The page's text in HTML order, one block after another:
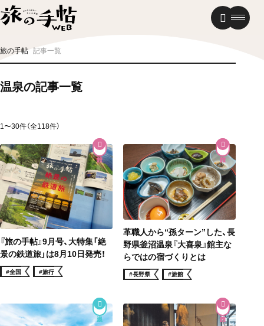
旅の手帖 記事一覧
温泉の記事一覧
1〜30件（全118件）
『旅の手帖』9月号、大特集「絶
景の鉄道旅」は8月10日発売！
#全国 #旅行
革職人から“孫ターン”した、長
野県釜沼温泉『大喜泉』館主な
らではの宿づくりとは
#長野県 #旅館
温泉
グルメ
街歩き